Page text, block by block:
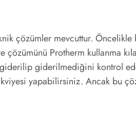
çözümler mevcuttur.
Protherm kullanma
giderilmediğini kontrol
yapabilirsiniz. Ancak bu